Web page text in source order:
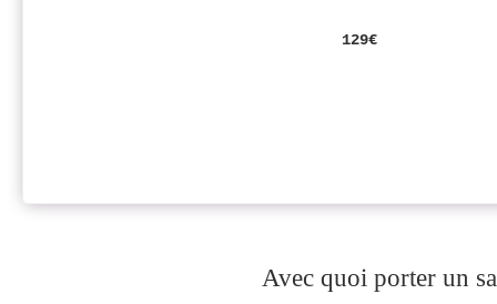
129€
Avec quoi porter un